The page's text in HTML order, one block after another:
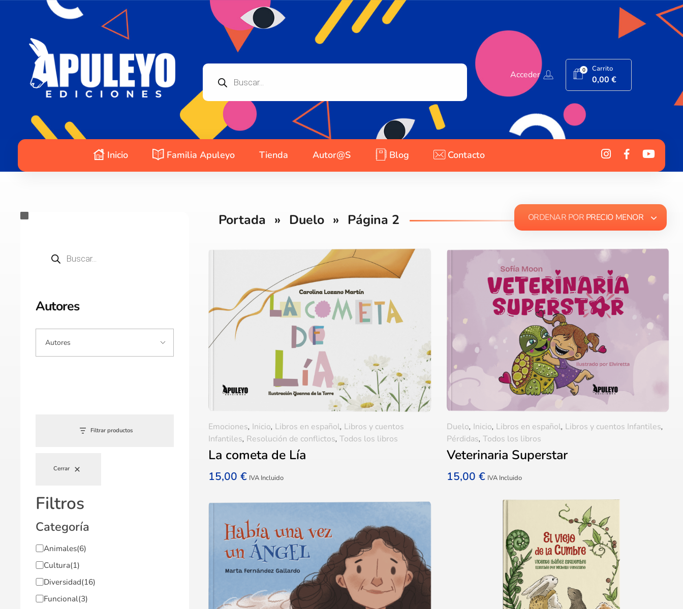
Acceder 0 Carrito
0,00€
Inicio Familia Apuleyo Tienda Autor@s Blog Contacto
Portada » Duelo » Página 2 ORDENAR POR PRECIO MENOR
La cometa de Lía
15,00€ IVA Incluido
Emociones, Inicio, Libros en español, Libros y cuentos
Infantiles, Resolución de conflictos,Todos los libros
Veterinaria Superstar
15,00 € IVA Incluido
Duelo, Inicio, Libros en español, Libros y cuentos Infantiles,
Pérdidas, Todos los libros
Autores
Filtrar productos
Cerrar
Filtros
Categoría
Animales(6)
Cultura(1)
Diversidad(16)
Funcional(3)